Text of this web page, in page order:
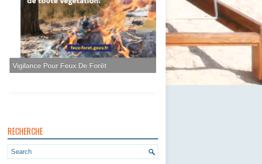
Vigilance Pour Feux De Forêt
RECHERCHE